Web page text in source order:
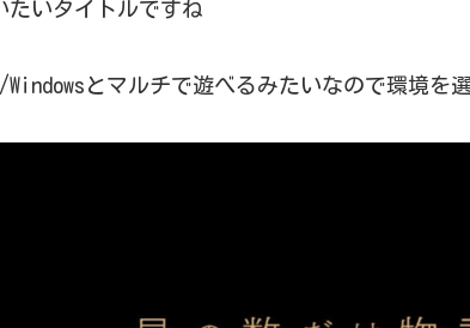
たいタイトルですね
とマルチで遊べるみたいなので環境を